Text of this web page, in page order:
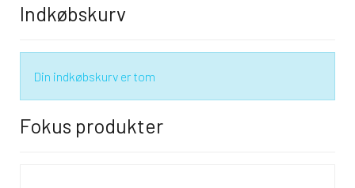
Indkøbskurv
Din indkøbskurv er tom
Fokus produkter